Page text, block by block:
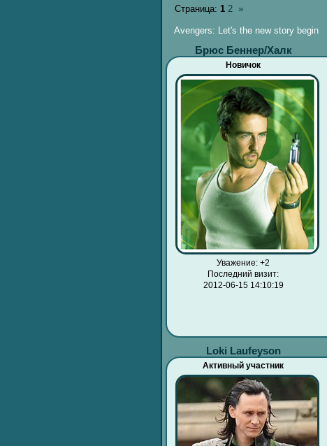
Avengers: Let's the new story begin
Страница: 1 2 »
Брюс Беннер/Халк
Новичок
Уважение: +2
Последний визит:
2012-06-15 14:10:19
Loki Laufeyson
Активный участник